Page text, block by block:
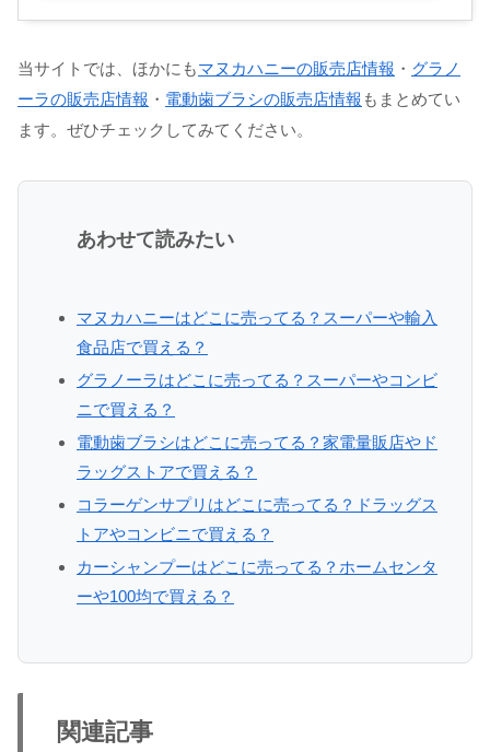
当サイトでは、ほかにもマヌカハニーの販売店情報 ・ グラノ
ーラの販売店情報 ・ 電動歯ブラシの販売店情報 もまとめてい
ます。ぜひチェックしてみてください。
あわせて読みたい
マヌカハニーはどこに売ってる？スーパーや輸入
食品店で買える？
グラノーラはどこに売ってる？スーパーやコンビ
ニで買える？
電動歯ブラシはどこに売ってる？家電量販店やド
ラッグストアで買える？
コラーゲンサプリはどこに売ってる？ドラッグス
トアやコンビニで買える？
カーシャンプーはどこに売ってる？ホームセンタ
ーや100均で買える？
関連記事